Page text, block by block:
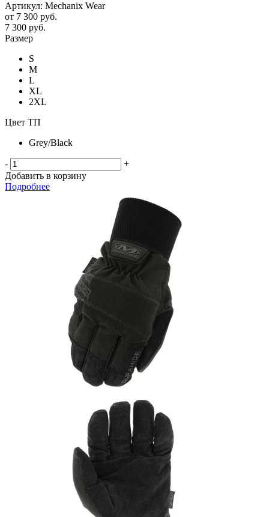
Артикул: Mechanix Wear
от 7 300 руб.
7 300 руб.
Размер
S
M
L
XL
2XL
Цвет ТП
Grey/Black
-
+
Добавить в корзину
Подробнее